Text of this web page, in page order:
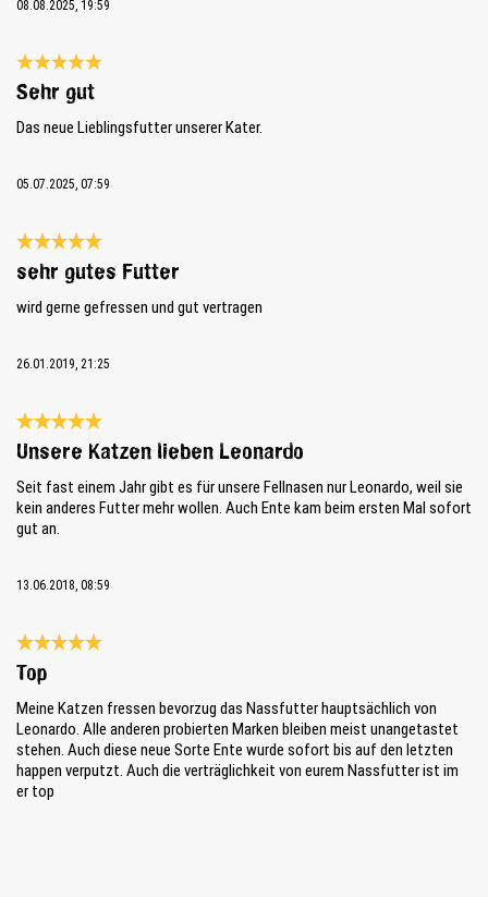
08.08.2025, 19:59
Bewertung mit 5 von 5 Sternen
Sehr gut
Das neue Lieblingsfutter unserer Kater.
05.07.2025, 07:59
Bewertung mit 5 von 5 Sternen
sehr gutes Futter
wird gerne gefressen und gut vertragen
26.01.2019, 21:25
Bewertung mit 5 von 5 Sternen
Unsere Katzen lieben Leonardo
Seit fast einem Jahr gibt es für unsere Fellnasen nur Leonardo, weil sie
kein anderes Futter mehr wollen. Auch Ente kam beim ersten Mal sofort
gut an.
13.06.2018, 08:59
Bewertung mit 5 von 5 Sternen
Top
Meine Katzen fressen bevorzug das Nassfutter hauptsächlich von
Leonardo. Alle anderen probierten Marken bleiben meist unangetastet
stehen. Auch diese neue Sorte Ente wurde sofort bis auf den letzten
happen verputzt. Auch die verträglichkeit von eurem Nassfutter ist im
er top